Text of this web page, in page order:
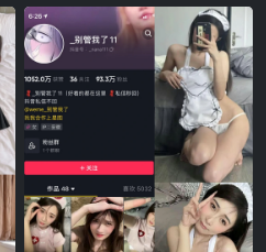
年最新更新